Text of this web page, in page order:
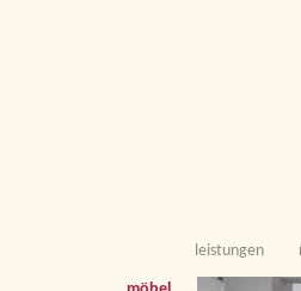
leistungen